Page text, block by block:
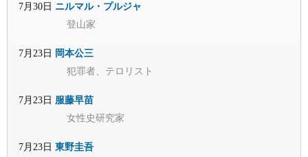
7月30日 ニルマル・プルジャ
登山家
7月23日 岡本公三
犯罪者、テロリスト
7月23日 服藤早苗
女性史研究家
7月23日 東野圭吾